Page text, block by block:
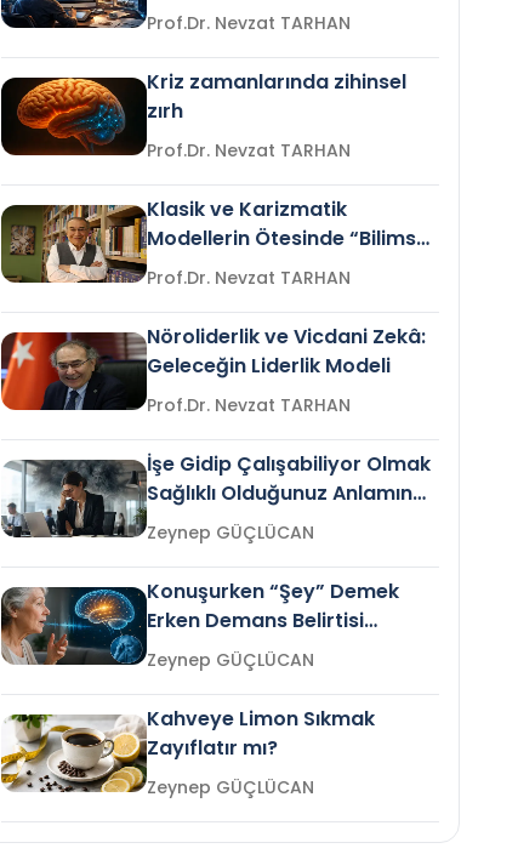
Prof.Dr. Nevzat TARHAN
Kriz zamanlarında zihinsel
zırh
Prof.Dr. Nevzat TARHAN
Klasik ve Karizmatik
Modellerin Ötesinde “Bilimsel
Liderlik”
Prof.Dr. Nevzat TARHAN
Nöroliderlik ve Vicdani Zekâ:
Geleceğin Liderlik Modeli
Prof.Dr. Nevzat TARHAN
İşe Gidip Çalışabiliyor Olmak
Sağlıklı Olduğunuz Anlamına
Gelir mi?Zeynep GÜÇLÜCAN
Konuşurken “Şey” Demek
Erken Demans Belirtisi
Olabilir mi?Zeynep GÜÇLÜCAN
Kahveye Limon Sıkmak
Zayıflatır mı?
Zeynep GÜÇLÜCAN